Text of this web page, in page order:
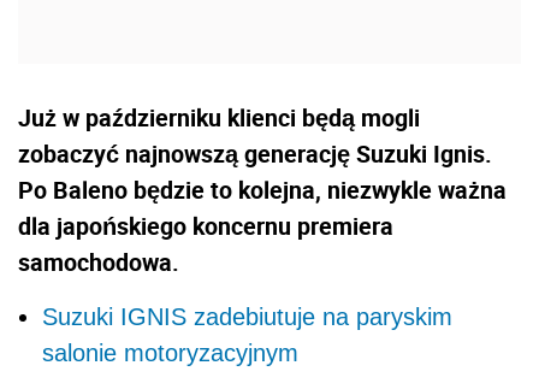
Już w październiku klienci będą mogli
zobaczyć najnowszą generację Suzuki Ignis.
Po Baleno będzie to kolejna, niezwykle ważna
dla japońskiego koncernu premiera
samochodowa.
Suzuki IGNIS zadebiutuje na paryskim
salonie motoryzacyjnym